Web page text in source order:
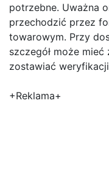
potrzebne. Uważna
przechodzić przez
towarowym. Przy
szczegół może
zostawiać
+Reklama+